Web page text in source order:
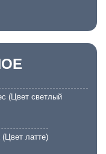
(Цвет светлый
латте)